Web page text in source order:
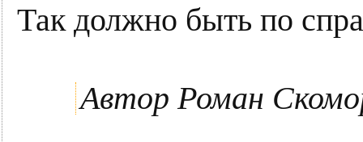
Так должно быть по
Автор Роман